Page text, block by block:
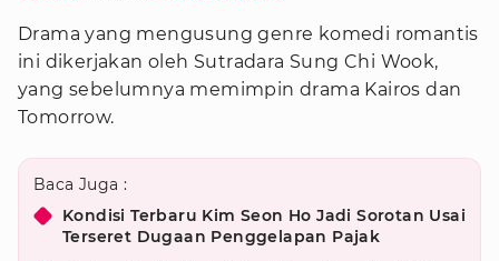
Drama yang mengusung genre komedi romantis
ini dikerjakan oleh Sutradara Sung Chi Wook,
yang sebelumnya memimpin drama Kairos dan
Tomorrow.
Baca Juga :
Kondisi Terbaru Kim Seon Ho Jadi Sorotan Usai
Terseret Dugaan Penggelapan Pajak